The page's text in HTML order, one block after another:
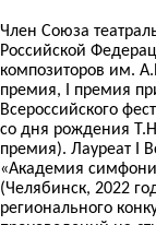
Член Союза
Российской
композиторов им.
премия, I премия
Всероссийского
со дня рождения
премия). Лауреат I
«Академия
(Челябинск, 2022
регионального